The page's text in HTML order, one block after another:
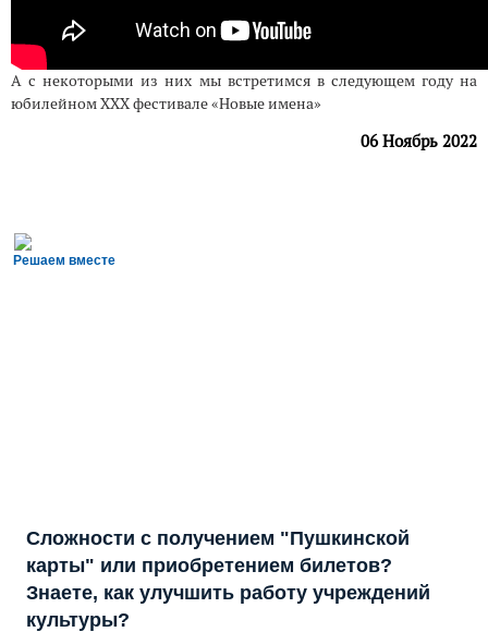
А с некоторыми из них мы встретимся в следующем году на
юбилейном XXX фестивале «Новые имена»
06 Ноябрь 2022
Решаем вместе
Сложности с получением "Пушкинской
карты" или приобретением билетов?
Знаете, как улучшить работу учреждений
культуры?